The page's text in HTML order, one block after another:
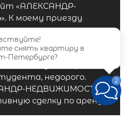
«АЛЕКСАНДР-
. К моему приезду
подходящих мне
в тот же день, что я
посмотреть
комнату быстро и,
недорого.
НЕДВИЖИМОСТЬ»
сделку по аренде
2
снять квартиру в
Петербурге?